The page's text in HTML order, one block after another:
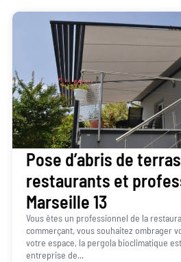
Pose d’abris de
restaurants et
Marseille 13
Vous êtes un professionnel de la
commerçant, vous souhaitez ombrager
votre espace, la pergola bioclimatique
entreprise de...